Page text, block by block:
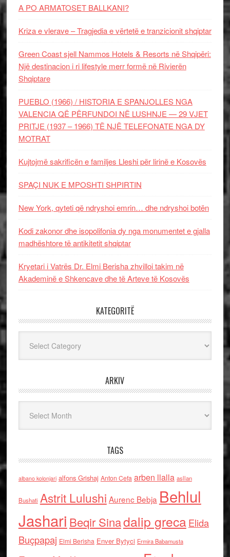
A PO ARMATOSET BALLKANI?
Kriza e vlerave – Tragjedia e vërtetë e tranzicionit shqiptar
Green Coast sjell Nammos Hotels & Resorts në Shqipëri:
Një destinacion i ri lifestyle merr formë në Rivierën
Shqiptare
PUEBLO (1966) / HISTORIA E SPANJOLLES NGA
VALENCIA QË PËRFUNDOI NË LUSHNJE — 29 VJET
PRITJE (1937 – 1966) TË NJË TELEFONATE NGA DY
MOTRAT
Kujtojmë sakrificën e familjes Lleshi për lirinë e Kosovës
SPAÇI NUK E MPOSHTI SHPIRTIN
New York, qyteti që ndryshoi emrin… dhe ndryshoi botën
Kodi zakonor dhe isopolifonia dy nga monumentet e gjalla
madhështore të antikitetit shqiptar
Kryetari i Vatrës Dr. Elmi Berisha zhvilloi takim në
Akademinë e Shkencave dhe të Arteve të Kosovës
KATEGORITË
ARKIV
TAGS
albano kolonjari alfons Grishaj Anton Cefa arben llalla asllan
Bushati Astrit Lulushi Aurenc Bebja Behlul
Jashari Beqir Sinadalip grecaElida
Buçpapaj Elmi Berisha Enver Bytyci Ermira Babamusta